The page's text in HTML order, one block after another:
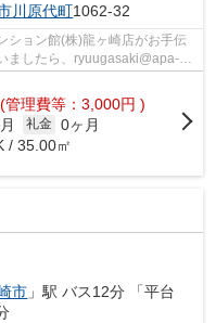
川原代町1062-32
ション館(株)龍ヶ崎店がお手伝
ましたら、ryuugasaki@apa-
(管理費等：3,000円 )
礼金 0ヶ月
/ 35.00㎡
市 」駅 バス12分 「平台